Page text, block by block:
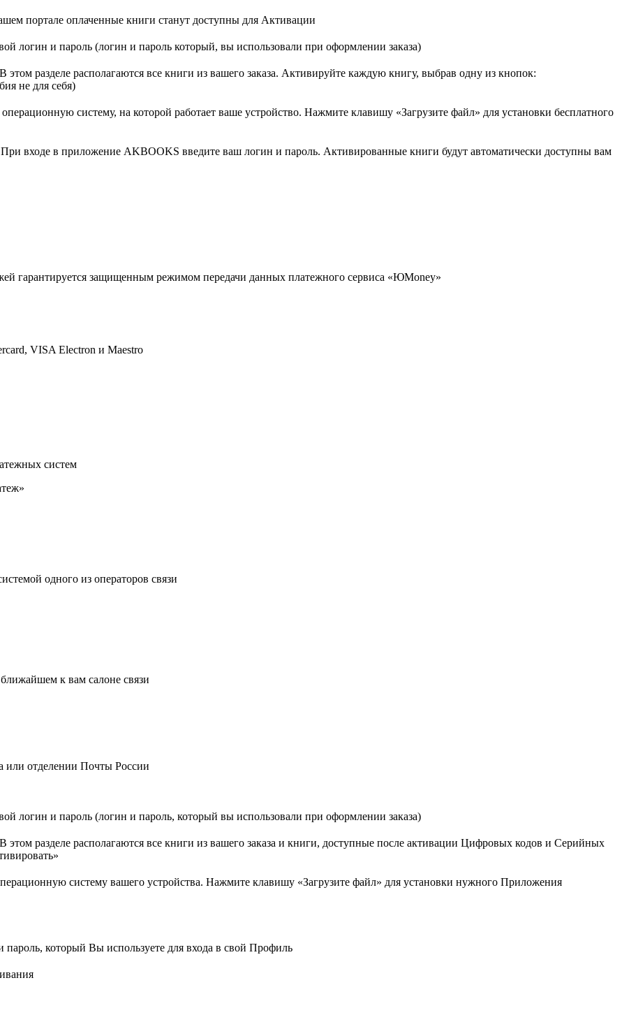
портале оплаченные книги станут доступны для Активации
логин и пароль (логин и пароль который, вы использовали при оформлении заказа)
разделе располагаются все книги из вашего заказа. Активируйте каждую книгу, выбрав одну из кнопок:
не для себя)
систему, на которой работает ваше устройство. Нажмите клавишу «Загрузите файл» для установки бесплатного
входе в приложение AKBOOKS введите ваш логин и пароль. Активированные книги будут автоматически доступны вам
гарантируется защищенным режимом передачи данных платежного сервиса «ЮMoney»
VISA Electron и Maestro
систем
одного из операторов связи
к вам салоне связи
или отделении Почты России
логин и пароль (логин и пароль, который вы использовали при оформлении заказа)
разделе располагаются все книги из вашего заказа и книги, доступные после активации Цифровых кодов и Серийных
систему вашего устройства. Нажмите клавишу «Загрузите файл» для установки нужного Приложения
который Вы используете для входа в свой Профиль